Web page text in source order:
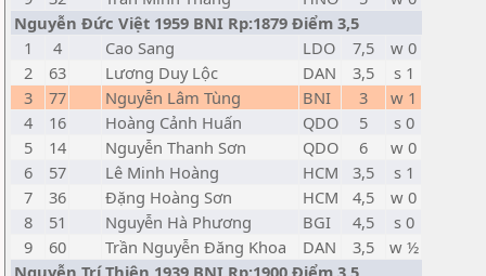
Nguyễn Đức Việt 1959 BNI Rp:1879 Điểm 3,5
1
4 Cao Sang LDO 7,5
w 0
2
63 Lương Duy Lộc DAN 3,5
s 1
3
77 Nguyễn Lâm Tùng BNI 3
w 1
4
16 Hoàng Cảnh Huấn QDO 5
s 0
5
14 Nguyễn Thanh Sơn QDO 6
w 0
6
57 Lê Minh Hoàng HCM 3,5
s 1
7
36 Đặng Hoàng Sơn HCM 4,5
w 0
8
51 Nguyễn Hà Phương BGI 4,5
s 0
9
60 Trần Nguyễn Đăng Khoa DAN 3,5
w ½
Nguyễn Trí Thiên 1939 BNI Rp:1900 Điểm 3,5